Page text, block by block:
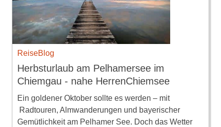
ReiseBlog
Herbsturlaub am Pelhamersee im
Chiemgau - nahe HerrenChiemsee
Ein goldener Oktober sollte es werden – mit
Radtouren, Almwanderungen und bayerischer
Gemütlichkeit am Pelhamer See. Doch das Wetter